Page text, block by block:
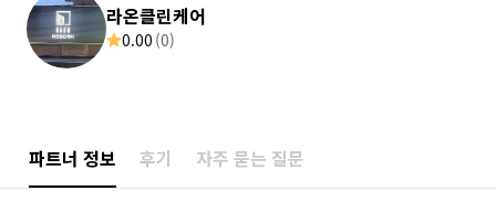
라온클린케어
0.00 (0)
파트너 정보 후기 자주 묻는 질문